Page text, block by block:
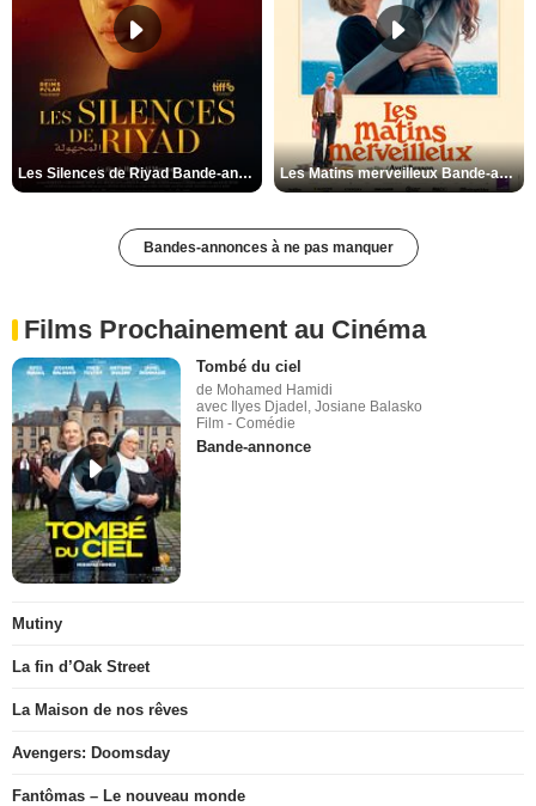
Les Silences de Riyad Bande-annonce VO STFR Les Matins merveilleux Bande-annonce VF
Bandes-annonces à ne pas manquer
Films Prochainement au Cinéma
Tombé du ciel
de Mohamed Hamidi
avec Ilyes Djadel, Josiane Balasko
Film - Comédie
Bande-annonce
Mutiny
La fin d’Oak Street
La Maison de nos rêves
Avengers: Doomsday
Fantômas – Le nouveau monde